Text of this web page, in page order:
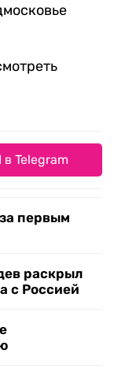
Telegram
первым
раскрыл
с Россией